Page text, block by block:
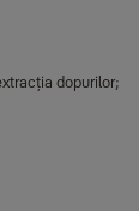
dopurilor;